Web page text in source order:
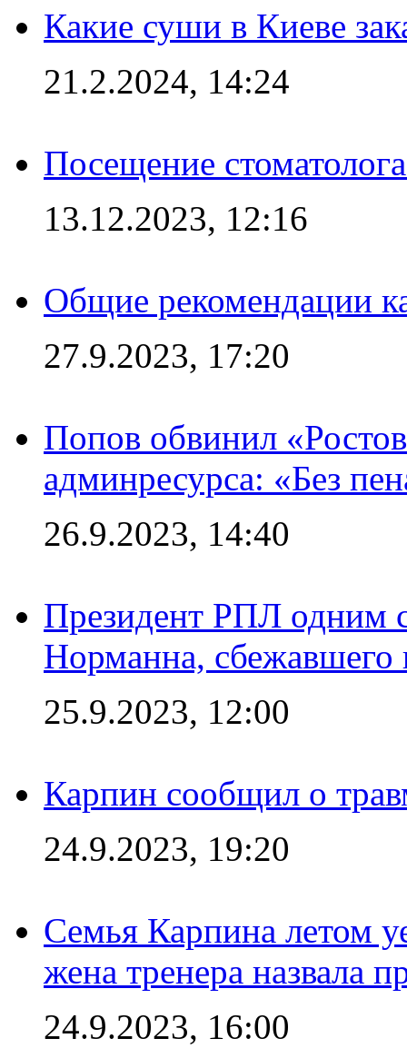
Какие суши в Киеве
21.2.2024, 14:24
Посещение
13.12.2023, 12:16
Общие рекомендации
27.9.2023, 17:20
Попов обвинил
админресурса: «Без
26.9.2023, 14:40
Президент РПЛ одним
Норманна, сбежавшего
25.9.2023, 12:00
Карпин сообщил о
24.9.2023, 19:20
Семья Карпина летом
жена тренера назвала
24.9.2023, 16:00